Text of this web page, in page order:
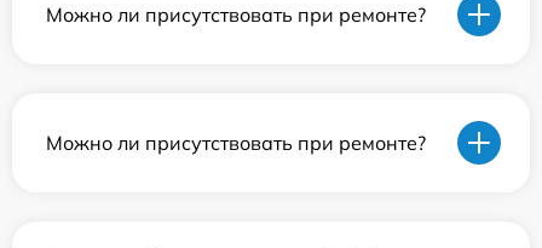
Можно ли присутствовать при ремонте?
Можно ли присутствовать при ремонте?